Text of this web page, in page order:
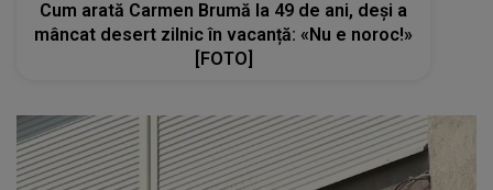
Cum arată Carmen Brumă la 49 de ani, deși a
mâncat desert zilnic în vacanță: «Nu e noroc!»
[FOTO]